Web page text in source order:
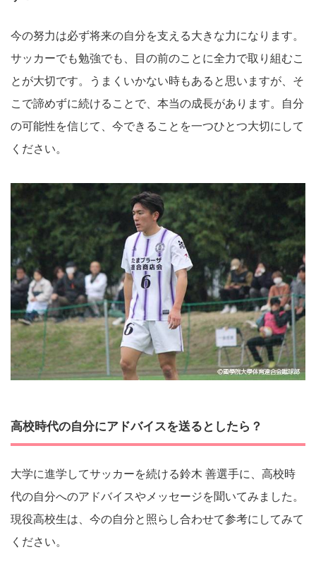
今の努力は必ず将来の自分を支える大きな力になります。
サッカーでも勉強でも、目の前のことに全力で取り組むこ
とが大切です。うまくいかない時もあると思いますが、そ
こで諦めずに続けることで、本当の成長があります。自分
の可能性を信じて、今できることを一つひとつ大切にして
ください。
高校時代の自分にアドバイスを送るとしたら？
大学に進学してサッカーを続ける鈴木 善選手に、高校時
代の自分へのアドバイスやメッセージを聞いてみました。
現役高校生は、今の自分と照らし合わせて参考にしてみて
ください。